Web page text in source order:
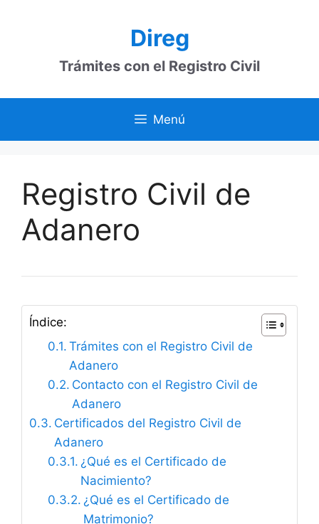
Direg
Trámites con el Registro Civil
Menú
Registro Civil de
Adanero
Índice:
Trámites con el Registro Civil de
Adanero
Contacto con el Registro Civil de
Adanero
Certificados del Registro Civil de
Adanero
¿Qué es el Certificado de
Nacimiento?
¿Qué es el Certificado de
Matrimonio?